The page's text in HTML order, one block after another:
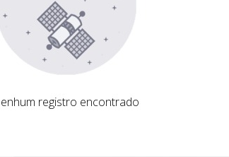
registro encontrado